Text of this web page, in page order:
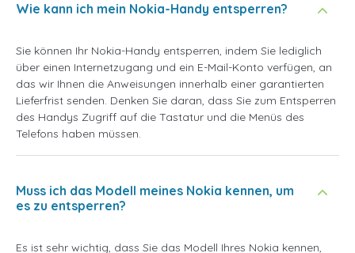
Wie kann ich mein Nokia-Handy entsperren?
Sie können Ihr Nokia-Handy entsperren, indem Sie lediglich
über einen Internetzugang und ein E-Mail-Konto verfügen, an
das wir Ihnen die Anweisungen innerhalb einer garantierten
Lieferfrist senden. Denken Sie daran, dass Sie zum Entsperren
des Handys Zugriff auf die Tastatur und die Menüs des
Telefons haben müssen.
Muss ich das Modell meines Nokia kennen, um
es zu entsperren?
Es ist sehr wichtig, dass Sie das Modell Ihres Nokia kennen,